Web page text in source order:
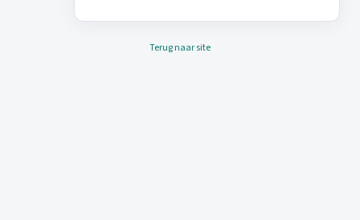
Terug naar site